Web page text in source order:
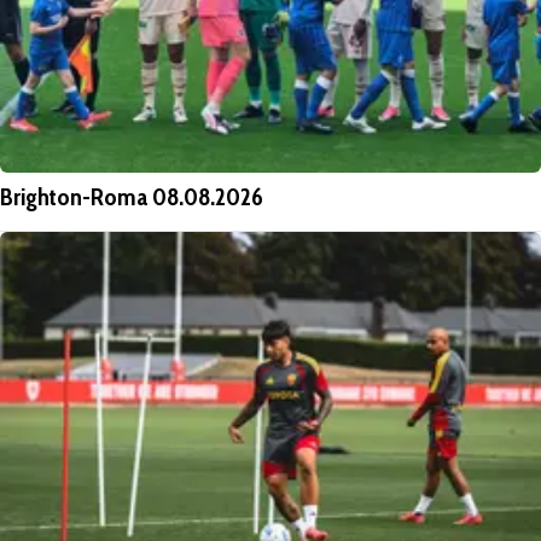
Brighton-Roma 08.08.2026